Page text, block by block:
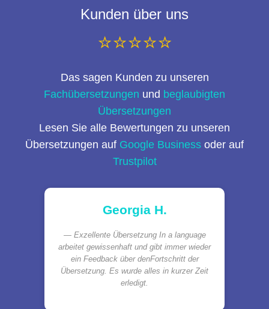
Kunden über uns
⭐⭐⭐⭐⭐
Das sagen Kunden zu unseren
Fachübersetzungen und beglaubigten
Übersetzungen
Lesen Sie alle Bewertungen zu unseren
Übersetzungen auf Google Business oder auf
Trustpilot
Georgia H.
Exzellente Übersetzung In a language
arbeitet gewissenhaft und gibt immer wieder
ein Feedback über denFortschritt der
Übersetzung. Es wurde alles in kurzer Zeit
erledigt.